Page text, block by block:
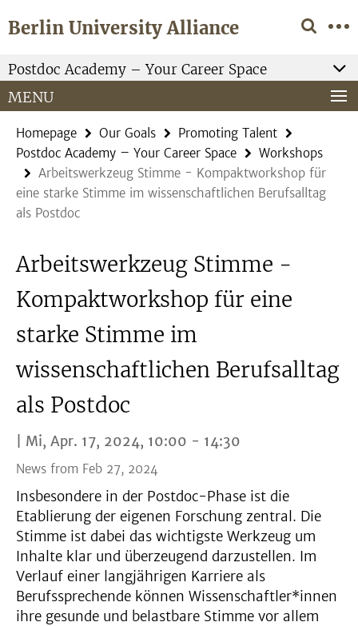
direkt
Inhalt
Berlin University Alliance
Service
Navigation
Postdoc Academy – Your Career Space
MENU
Homepage Our Goals
Promoting Talent
Postdoc Academy – Your Career Space
Workshops
Arbeitswerkzeug Stimme - Kompaktworkshop für
eine starke Stimme im wissenschaftlichen Berufsalltag
als Postdoc
Arbeitswerkzeug Stimme -
Kompaktworkshop für eine
starke Stimme im
wissenschaftlichen Berufsalltag
als Postdoc
| Mi, Apr. 17, 2024, 10:00 - 14:30
News from Feb 27, 2024
Insbesondere in der Postdoc-Phase ist die
Etablierung der eigenen Forschung zentral. Die
Stimme ist dabei das wichtigste Werkzeug um
Inhalte klar und überzeugend darzustellen. Im
Verlauf einer langjährigen Karriere als
Berufssprechende können Wissenschaftler*innen
ihre gesunde und belastbare Stimme vor allem